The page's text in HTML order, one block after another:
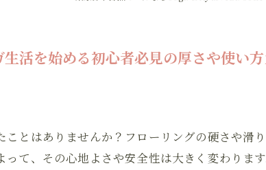
活を始める初心者必見の厚さや使い方
ことはありませんか？フローリングの硬さや
て、その心地よさや安全性は大きく変わりま